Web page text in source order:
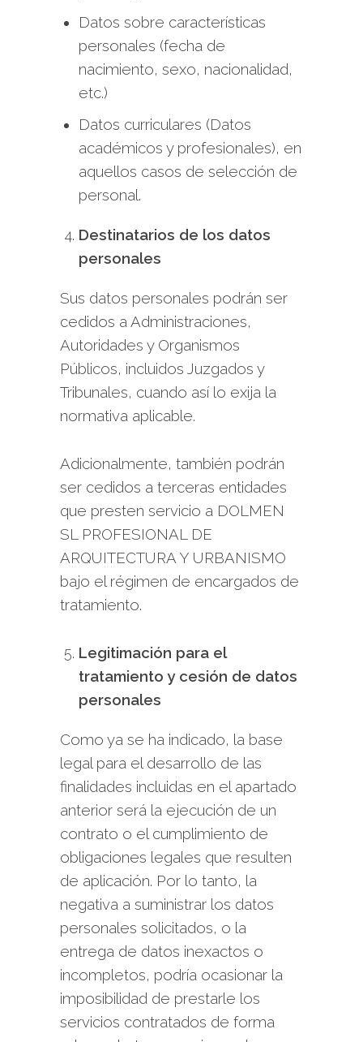
Datos sobre características
personales (fecha de
nacimiento, sexo, nacionalidad,
etc.)
Datos curriculares (Datos
académicos y profesionales), en
aquellos casos de selección de
personal.
Destinatarios de los datos
personales
Sus datos personales podrán ser
cedidos a Administraciones,
Autoridades y Organismos
Públicos, incluidos Juzgados y
Tribunales, cuando así lo exija la
normativa aplicable.
Adicionalmente, también podrán
ser cedidos a terceras entidades
que presten servicio a DOLMEN
SL PROFESIONAL DE
ARQUITECTURA Y URBANISMO
bajo el régimen de encargados de
tratamiento.
Legitimación para el
tratamiento y cesión de datos
personales
Como ya se ha indicado, la base
legal para el desarrollo de las
finalidades incluidas en el apartado
anterior será la ejecución de un
contrato o el cumplimiento de
obligaciones legales que resulten
de aplicación. Por lo tanto, la
negativa a suministrar los datos
personales solicitados, o la
entrega de datos inexactos o
incompletos, podría ocasionar la
imposibilidad de prestarle los
servicios contratados de forma